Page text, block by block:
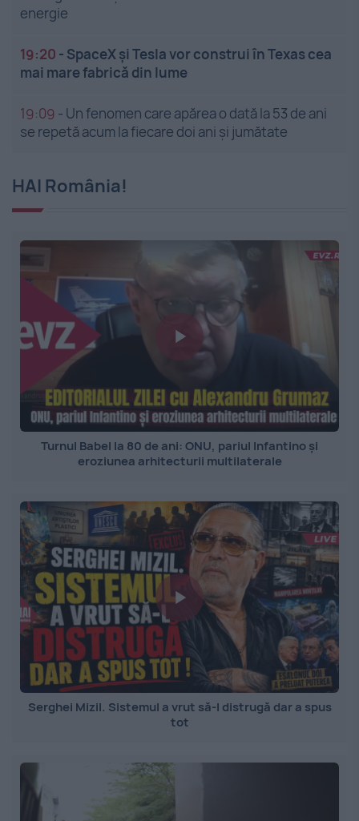
energie
19:20 - SpaceX și Tesla vor construi în Texas cea
mai mare fabrică din lume
19:09 - Un fenomen care apărea o dată la 53 de ani
se repetă acum la fiecare doi ani și jumătate
HAI România!
Turnul Babel la 80 de ani: ONU, pariul Infantino și
eroziunea arhitecturii multilaterale
Serghei Mizil. Sistemul a vrut să-l distrugă dar a spus
tot